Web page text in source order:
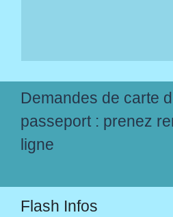
Demandes de carte
passeport : prenez
ligne
Flash Infos